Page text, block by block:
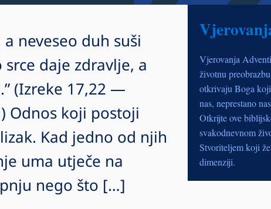
neveseo duh suši
srce daje zdravlje, a
(Izreke 17,22 —
Odnos koji postoji
Kad jedno od njih
uma utječe na
nego što […]
Vjerovanja
životnu
otkrivaju Boga
nas, neprestano
Otkrijte ove
svakodnevnom
Stvoriteljem koji
dimenziji.